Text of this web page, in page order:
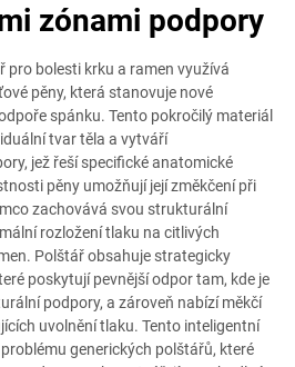
zónami podpory
pro bolesti krku a ramen využívá
pěny, která stanovuje nové
spánku. Tento pokročilý materiál
tvar těla a vytváří
jež řeší specifické anatomické
pěny umožňují její změkčení při
zachovává svou strukturální
rozložení tlaku na citlivých
Polštář obsahuje strategicky
poskytují pevnější odpor tam, kde je
podpory, a zároveň nabízí měkčí
uvolnění tlaku. Tento inteligentní
generických polštářů, které